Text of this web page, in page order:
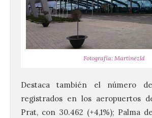
Fotografía: Martínezld
Destaca también el número
registrados en los aeropuertos
Prat, con 30.462 (+4,1%); Palma